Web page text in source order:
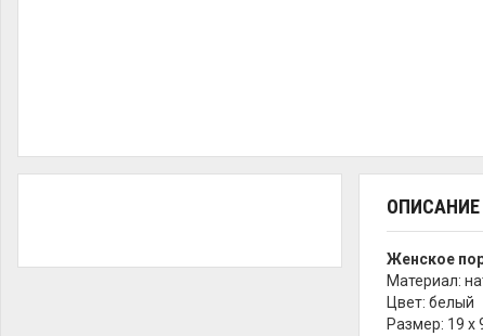
ОПИСАНИЕ
Женское
Материал:
Цвет: белый
Размер: 19 х